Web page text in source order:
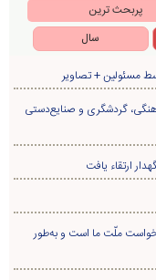
پربحث ترین
سال
مسئولین + تصاویر
گردشگری و صنایع‌دستی
خواست ملّت ما است و به‌طور